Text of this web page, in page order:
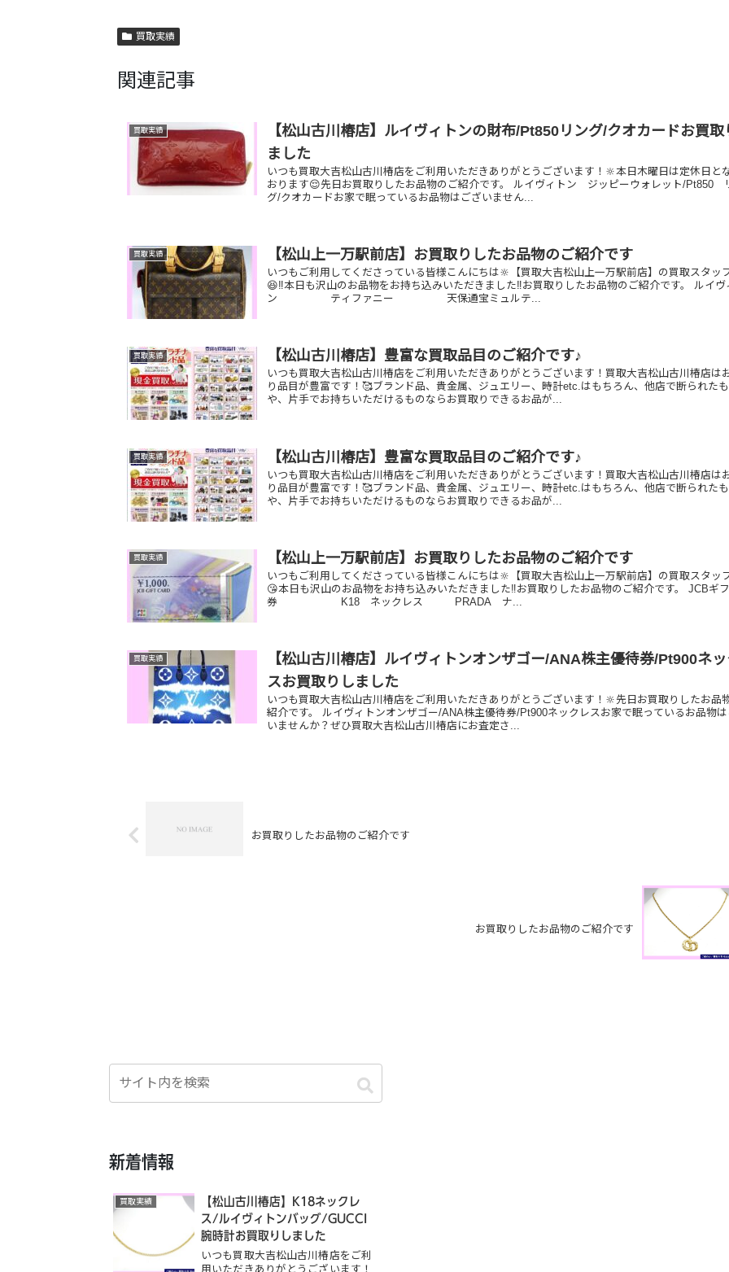
買取実績
関連記事
買取実績
【松山古川椿店】ルイヴィトンの財布/Pt850リング/クオカードお買取
ました
いつも買取大吉松山古川椿店をご利用いただきありがとうございます！🔆本日木曜日は定休日と
おります😌先日お買取りしたお品物のご紹介です。 ルイヴィトン ジッピーウォレット/Pt850
グ/クオカードお家で眠っているお品物はございません...
買取実績 【松山上一万駅前店】お買取りしたお品物のご紹介です
いつもご利用してくださっている皆様こんにちは🔆【買取大吉松山上一万駅前店】の買取スタッ
😆‼️本日も沢山のお品物をお持ち込みいただきました‼️お買取りしたお品物のご紹介です。 ルイヴ
ン ティファニー 天保通宝ミュルテ...
買取実績 【松山古川椿店】豊富な買取品目のご紹介です♪
いつも買取大吉松山古川椿店をご利用いただきありがとうございます！買取大吉松山古川椿店は
り品目が豊富です！🥰ブランド品、貴金属、ジュエリー、時計etc.はもちろん、他店で断られた
や、片手でお持ちいただけるものならお買取りできるお品が...
買取実績 【松山古川椿店】豊富な買取品目のご紹介です♪
いつも買取大吉松山古川椿店をご利用いただきありがとうございます！買取大吉松山古川椿店は
り品目が豊富です！🥰ブランド品、貴金属、ジュエリー、時計etc.はもちろん、他店で断られた
や、片手でお持ちいただけるものならお買取りできるお品が...
買取実績 【松山上一万駅前店】お買取りしたお品物のご紹介です
いつもご利用してくださっている皆様こんにちは🔆【買取大吉松山上一万駅前店】の買取スタッ
😘本日も沢山のお品物をお持ち込みいただきました‼️お買取りしたお品物のご紹介です。 JCBギ
券 K18 ネックレス PRADA ナ...
買取実績
【松山古川椿店】ルイヴィトンオンザゴー/ANA株主優待券/Pt900ネ
スお買取りしました
いつも買取大吉松山古川椿店をご利用いただきありがとうございます！🔆先日お買取りしたお品
紹介です。 ルイヴィトンオンザゴー/ANA株主優待券/Pt900ネックレスお家で眠っているお品物は
いませんか？ぜひ買取大吉松山古川椿店にお査定さ...
お買取りしたお品物のご紹介です
お買取りしたお品物のご紹介です
新着情報
買取実績
【松山古川椿店】K18ネックレ
ス/ルイヴィトンバッグ/GUCCI
腕時計お買取りしました
いつも買取大吉松山古川椿店をご利
用いただきありがとうございます！